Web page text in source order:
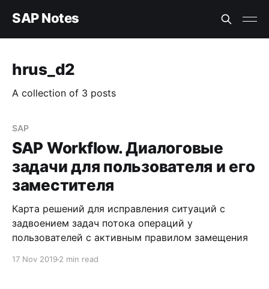
SAP Notes
hrus_d2
A collection of 3 posts
SAP
SAP Workflow. Диалоговые
задачи для пользователя и его
заместителя
Карта решений для исправления ситуаций с
задвоением задач потока операций у
пользователей с активным правилом замещения
17 Nov 2019 2 min read